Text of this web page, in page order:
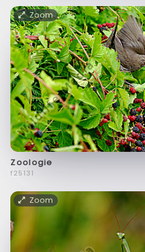
Zoom
Zoologie
f25131
Zoom